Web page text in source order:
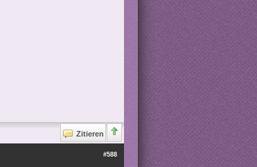
Zitieren
#588